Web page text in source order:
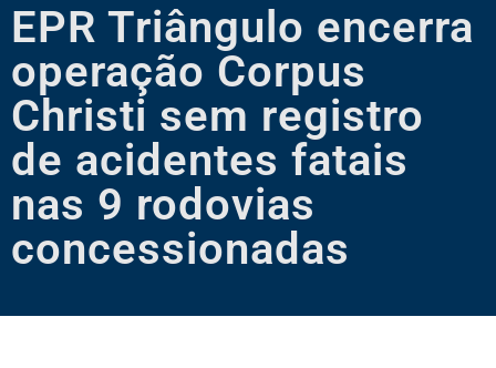
EPR Triângulo encerra
operação Corpus
Christi sem registro
de acidentes fatais
nas 9 rodovias
concessionadas